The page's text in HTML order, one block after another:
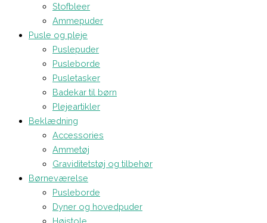
Stofbleer
Ammepuder
Pusle og pleje
Puslepuder
Pusleborde
Pusletasker
Badekar til børn
Plejeartikler
Beklædning
Accessories
Ammetøj
Graviditetstøj og tilbehør
Børneværelse
Pusleborde
Dyner og hovedpuder
Højstole